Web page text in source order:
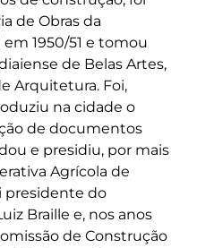
de Obras da
1950/51 e tomou
de Belas Artes,
Arquitetura. Foi,
na cidade o
de documentos
e presidiu, por mais
Agrícola de
presidente do
Braille e, nos anos
de Construção